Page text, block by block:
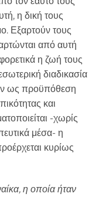
η δική τους
Εξαρτούν τους
από αυτή
η ζωή τους
διαδικασία
ως προϋπόθεση
και
-χωρίς
μέσα- η
κυρίως
η οποία ήταν